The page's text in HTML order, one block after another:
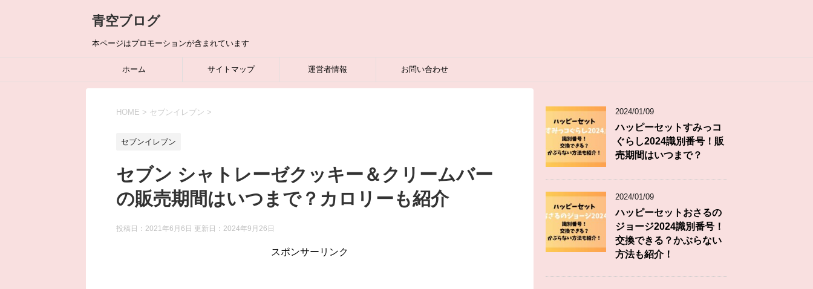
青空ブログ
本ページはプロモーションが含まれています
ホーム サイトマップ 運営者情報 お問い合わせ
HOME > セブンイレブン >
セブンイレブン
セブン シャトレーゼクッキー＆クリームバー
の販売期間はいつまで？カロリーも紹介
投稿日：2021年6月6日 更新日： 2024年9月26日
スポンサーリンク
2024/01/09
ハッピーセットすみっコ
ぐらし2024識別番号！販
売期間はいつまで？
2024/01/09
ハッピーセットおさるの
ジョージ2024識別番号！
交換できる？かぶらない
方法も紹介！